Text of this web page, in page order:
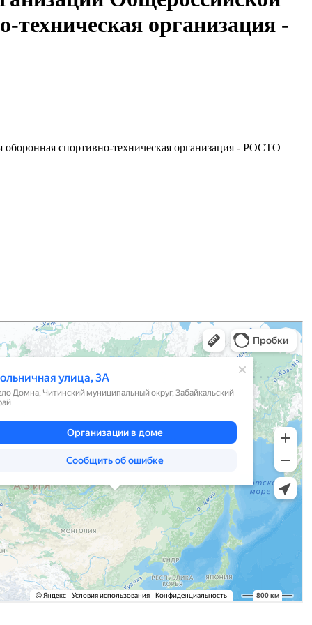
техническая организация -
оборонная спортивно-техническая организация - РОСТО